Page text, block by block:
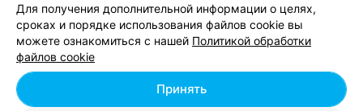
Добавить компанию
Добавить специалиста
Для получения дополнительной информации о целях,
сроках и порядке использования файлов cookie вы
можете ознакомиться с нашей Политикой обработки
файлов cookie
Принять